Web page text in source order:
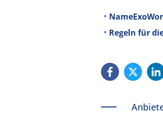
Regeln für